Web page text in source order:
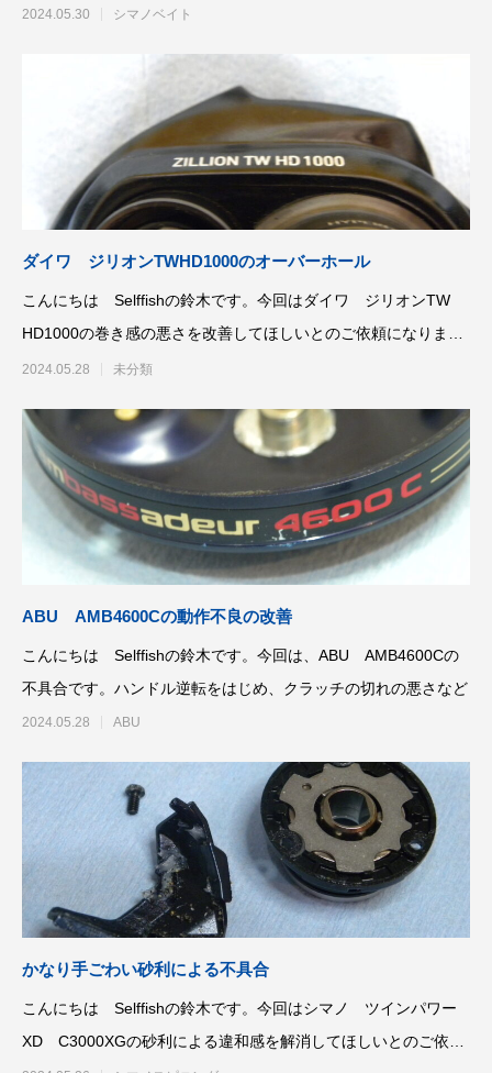
リールオーバーホール「マスタープログラ
（第22回）コラム
2023.02.06
2024.05.30 シマノベイト
ダイワ ジリオンTWHD1000のオーバーホール
こんにちは Selffishの鈴木です。今回はダイワ ジリオンTW
HD1000の巻き感の悪さを改善してほしいとのご依頼になりま
す。
2024.05.28 未分類
ABU AMB4600Cの動作不良の改善
こんにちは Selffishの鈴木です。今回は、ABU AMB4600Cの
不具合です。ハンドル逆転をはじめ、クラッチの切れの悪さなど
2024.05.28 ABU
かなり手ごわい砂利による不具合
こんにちは Selffishの鈴木です。今回はシマノ ツインパワー
XD C3000XGの砂利による違和感を解消してほしいとのご依頼